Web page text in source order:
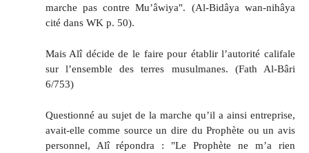
marche pas contre Mu’âwiya". (Al-Bidâya wan-nihâya
cité dans WK p. 50).
Mais Alî décide de le faire pour établir l’autorité califale
sur l’ensemble des terres musulmanes. (Fath Al-Bâri
6/753)
Questionné au sujet de la marche qu’il a ainsi entreprise,
avait-elle comme source un dire du Prophète ou un avis
personnel, Alî répondra : "Le Prophète ne m’a rien